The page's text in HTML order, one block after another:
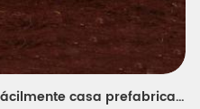
diseños prefabricados modulares móviles baratos de la casa para la oficina del sitio y el dormitorio